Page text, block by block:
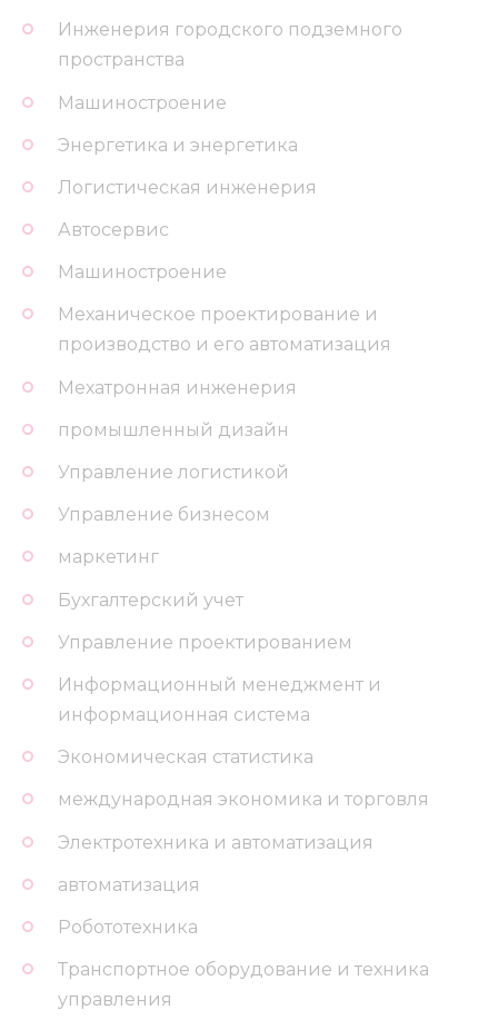
Инженерия городского подземного
пространства
Машиностроение
Энергетика и энергетика
Логистическая инженерия
Автосервис
Машиностроение
Механическое проектирование и
производство и его автоматизация
Мехатронная инженерия
промышленный дизайн
Управление логистикой
Управление бизнесом
маркетинг
Бухгалтерский учет
Управление проектированием
Информационный менеджмент и
информационная система
Экономическая статистика
международная экономика и торговля
Электротехника и автоматизация
автоматизация
Робототехника
Транспортное оборудование и техника
управления